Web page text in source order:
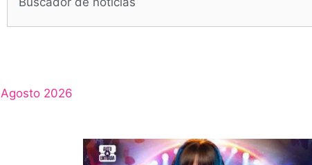
Agosto 2026